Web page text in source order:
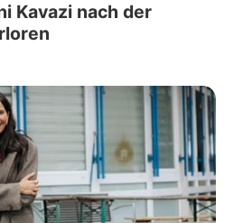
Kavazi nach der